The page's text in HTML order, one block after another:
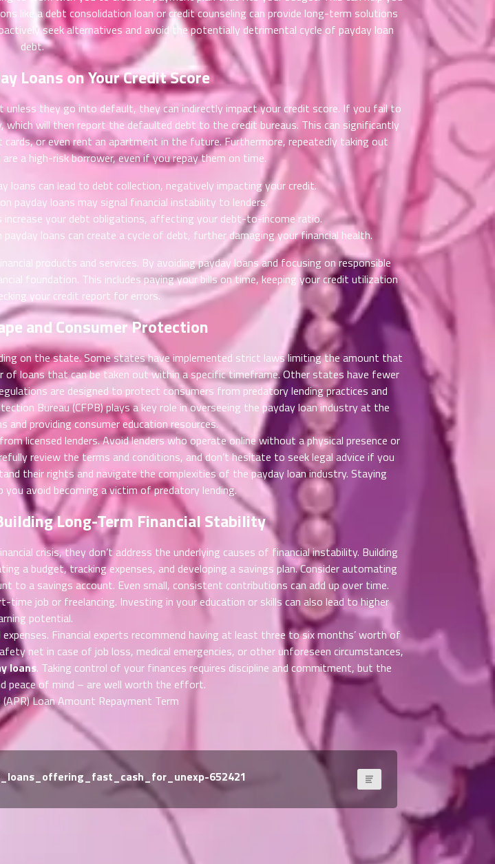
like a debt consolidation loan or credit counseling can provide long-term solutions
seek alternatives and avoid the potentially detrimental cycle of payday loan
debt.
Loans on Your Credit Score
unless they go into default, they can indirectly impact your credit score. If you fail to
which will then report the defaulted debt to the credit bureaus. This can significantly
or even rent an apartment in the future. Furthermore, repeatedly taking out
a high-risk borrower, even if you repay them on time.
loans can lead to debt collection, negatively impacting your credit.
payday loans may signal financial instability to lenders.
increase your debt obligations, affecting your debt-to-income ratio.
loans can create a cycle of debt, further damaging your financial health.
products and services. By avoiding payday loans and focusing on responsible
foundation. This includes paying your bills on time, keeping your credit utilization
your credit report for errors.
and Consumer Protection
on the state. Some states have implemented strict laws limiting the amount that
of loans that can be taken out within a specific timeframe. Other states have fewer
are designed to protect consumers from predatory lending practices and
Bureau (CFPB) plays a key role in overseeing the payday loan industry at the
and providing consumer education resources.
licensed lenders. Avoid lenders who operate online without a physical presence or
review the terms and conditions, and don’t hesitate to seek legal advice if you
their rights and navigate the complexities of the payday loan industry. Staying
you avoid becoming a victim of predatory lending.
Long-Term Financial Stability
crisis, they don’t address the underlying causes of financial instability. Building
a budget, tracking expenses, and developing a savings plan. Consider automating
to a savings account. Even small, consistent contributions can add up over time.
job or freelancing. Investing in your education or skills can also lead to higher
potential.
Financial experts recommend having at least three to six months’ worth of
net in case of job loss, medical emergencies, or other unforeseen circumstances,
loans. Taking control of your finances requires discipline and commitment, but the
peace of mind – are well worth the effort.
Loan Amount Repayment Term
652421